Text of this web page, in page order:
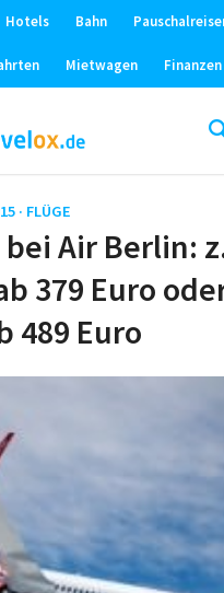
Hotels Bahn
Mietwagen Finanzen
· FLÜGE
bei Air Berlin:
379 Euro
489 Euro